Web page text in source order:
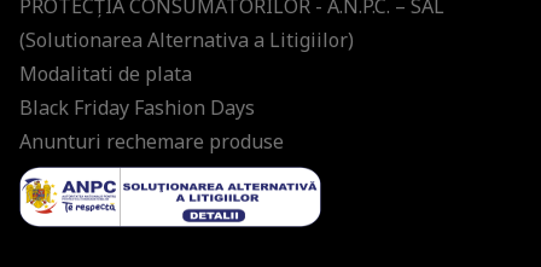
PROTECŢIA CONSUMATORILOR - A.N.P.C. – SAL
(Solutionarea Alternativa a Litigiilor)
Modalitati de plata
Black Friday Fashion Days
Anunturi rechemare produse